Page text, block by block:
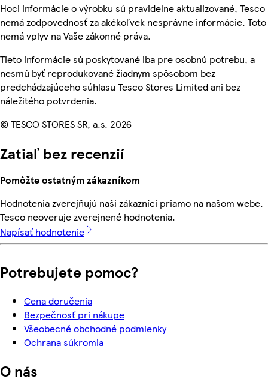
Hoci informácie o výrobku sú pravidelne aktualizované, Tesco
nemá zodpovednosť za akékoľvek nesprávne informácie. Toto
nemá vplyv na Vaše zákonné práva.
Tieto informácie sú poskytované iba pre osobnú potrebu, a
nesmú byť reprodukované žiadnym spôsobom bez
predchádzajúceho súhlasu Tesco Stores Limited ani bez
náležitého potvrdenia.
© TESCO STORES SR, a.s. 2026
Zatiaľ bez recenzií
Pomôžte ostatným zákazníkom
Hodnotenia zverejňujú naši zákazníci priamo na našom webe.
Tesco neoveruje zverejnené hodnotenia.
Napísať hodnotenie
Potrebujete pomoc?
Cena doručenia
Bezpečnosť pri nákupe
Všeobecné obchodné podmienky
Ochrana súkromia
O nás